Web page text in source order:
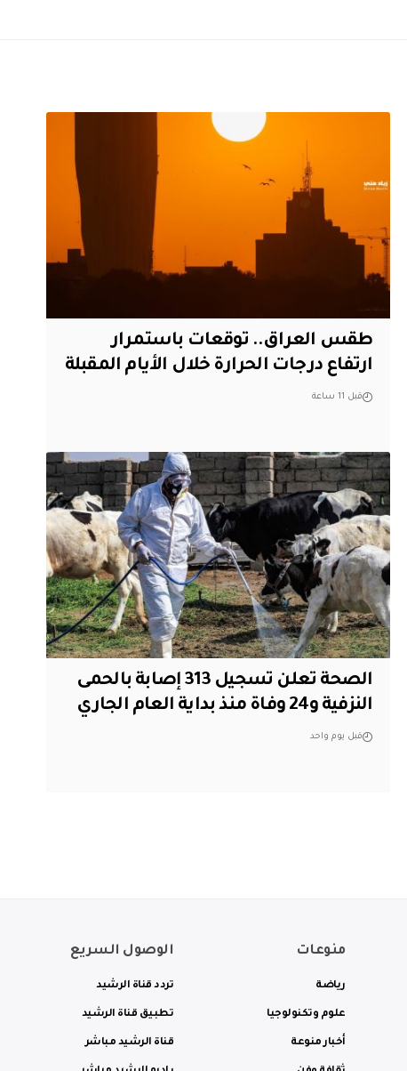
طقس العراق.. توقعات باستمرار
ارتفاع درجات الحرارة خلال الأيام المقبلة
قبل 11 ساعة
الصحة تعلن تسجيل 313 إصابة بالحمى
النزفية و24 وفاة منذ بداية العام الجاري
قبل يوم واحد
منوعات
رياضة
علوم وتكنولوجيا
أخبار منوعة
الوصول السريع
تردد قناة الرشيد
تطبيق قناة الرشيد
قناة الرشيد مباشر